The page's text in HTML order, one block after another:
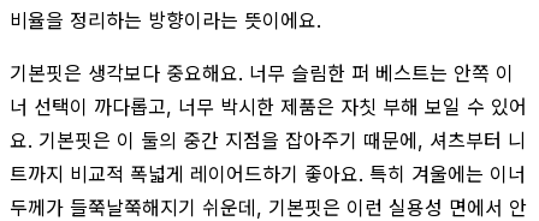
비율을 정리하는 방향이라는 뜻이에요.
기본핏은 생각보다 중요해요. 너무 슬림한 퍼 베스트는 안쪽 이
너 선택이 까다롭고, 너무 박시한 제품은 자칫 부해 보일 수 있어
요. 기본핏은 이 둘의 중간 지점을 잡아주기 때문에, 셔츠부터 니
트까지 비교적 폭넓게 레이어드하기 좋아요. 특히 겨울에는 이너
두께가 들쭉날쭉해지기 쉬운데, 기본핏은 이런 실용성 면에서 안